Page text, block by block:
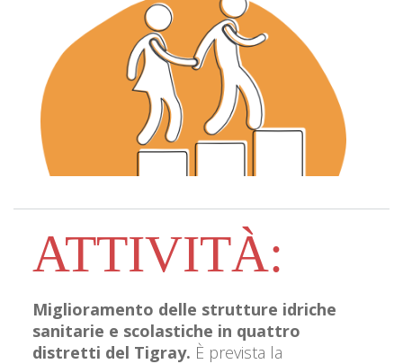
ATTIVITÀ:
Miglioramento delle strutture idriche
sanitarie e scolastiche in quattro
distretti del Tigray. È prevista la